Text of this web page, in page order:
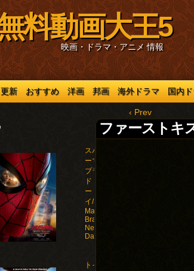
料動画大王5
映画・ドラマ・アニメ 情報
新 おすすめ 洋画 邦画 海外ドラマ 国内
スパイダ
ーマン：
ブラン
ド・ニュ
ー・デ
イ/Spider-
Man:
Brand
New
Day(2026)
トイ・
‹ Prev
ファーストキ